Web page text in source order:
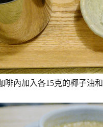
啡內加入各15克的椰子油